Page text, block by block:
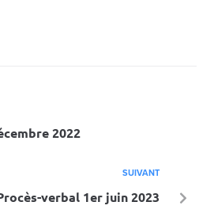
2022
SUIVANT
verbal 1er juin 2023